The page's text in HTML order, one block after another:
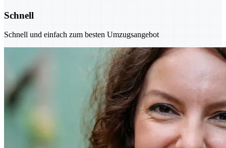
Schnell
Schnell und einfach zum besten Umzugsangebot